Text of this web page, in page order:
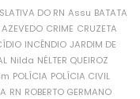
DO RN Assu BATATA
CRIME CRUZETA
INCÊNDIO JARDIM DE
Nilda NÉLTER QUEIROZ
POLÍCIA POLÍCIA CIVIL
RN ROBERTO GERMANO